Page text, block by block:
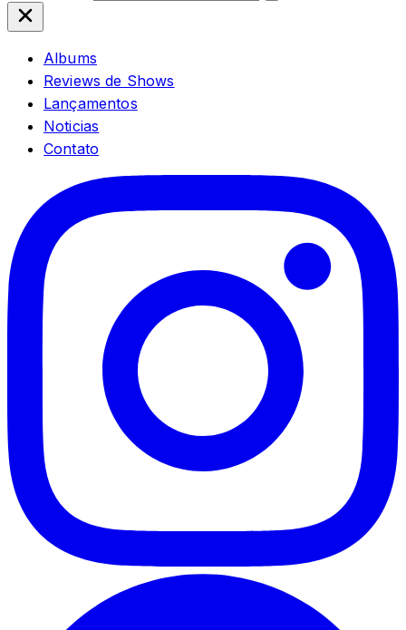
Albums
Reviews de Shows
Lançamentos
Noticias
Contato